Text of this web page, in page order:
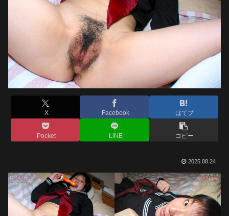
X Facebook はてブ
Pocket LINE コピー
2025.08.24